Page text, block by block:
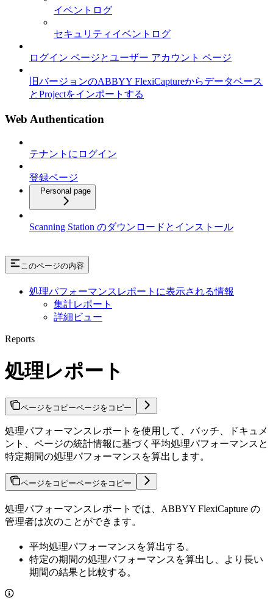
イベントログ
セキュリティイベントログ
ログイン ページとユーザー アカウント ページ
旧バージョンのABBYY FlexiCaptureからデータベース
とProjectをインポートする
Web Authentication
テナントにログイン
登録ページ
Personal page
Scanning Station のダウンロードとインストール
このページの内容
処理パフォーマンスレポートに表示される情報
集計レポート
詳細ビュー
Reports
処理レポート
ページをコピーページをコピー
処理パフォーマンスレポートを使用して、バッチ、ドキュメ
ント、ページの統計情報に基づく平均処理パフォーマンスと
特定期間の処理パフォーマンスを算出します。
ページをコピーページをコピー
処理パフォーマンスレポートでは、ABBYY FlexiCapture の
管理者は次のことができます。
平均処理パフォーマンスを算出する。
特定の期間の処理パフォーマンスを算出し、より長い
期間の結果と比較する。